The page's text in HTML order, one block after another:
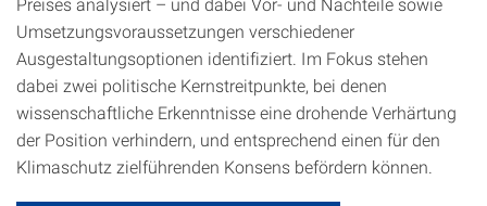
Umsetzungsvoraussetzungen verschiedener
Ausgestaltungsoptionen identifiziert. Im Fokus stehen
dabei zwei politische Kernstreitpunkte, bei denen
wissenschaftliche Erkenntnisse eine drohende Verhärtung
der Position verhindern, und entsprechend einen für den
Klimaschutz zielführenden Konsens befördern können.